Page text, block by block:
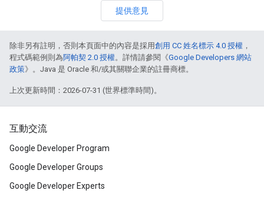
提供意見
除非另有註明，否則本頁面中的內容是採用創用 CC 姓名標示 4.0 授權 ，
程式碼範例則為阿帕契 2.0 授權。詳情請參閱《Google Developers 網站
政策》。Java 是 Oracle 和/或其關聯企業的註冊商標。
上次更新時間：2026-07-31 (世界標準時間)。
互動交流
Google Developer Program
Google Developer Groups
Google Developer Experts